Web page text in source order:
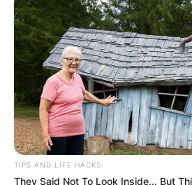
boutons, merci à vous.
TIPS AND LIFE HACKS
They Said Not To Look Inside... But